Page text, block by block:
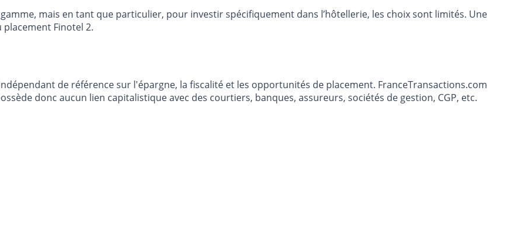
mais en tant que particulier, pour investir spécifiquement dans l’hôtellerie, les choix sont limités. Une
Finotel 2.
de référence sur l'épargne, la fiscalité et les opportunités de placement. FranceTransactions.com
donc aucun lien capitalistique avec des courtiers, banques, assureurs, sociétés de gestion, CGP, etc.